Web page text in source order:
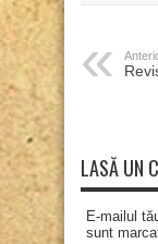
LASĂ UN
E-mailul
sunt